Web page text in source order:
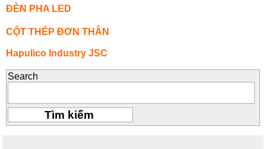
ĐÈN PHA LED
CỘT THÉP ĐƠN THÂN
Hapulico Industry JSC
Search